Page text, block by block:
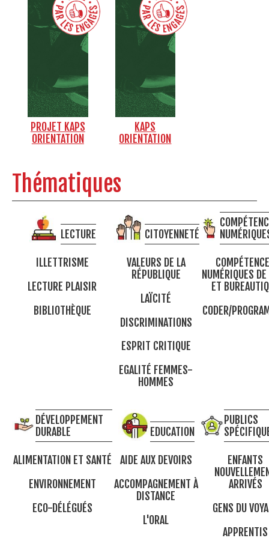
PROJET KAPS
ORIENTATION
KAPS
ORIENTATION
Thématiques
LECTURE
ILLETTRISME
LECTURE PLAISIR
BIBLIOTHÈQUE
CITOYENNETÉ
VALEURS DE LA
RÉPUBLIQUE
LAÏCITÉ
DISCRIMINATIONS
ESPRIT CRITIQUE
EGALITÉ FEMMES-
HOMMES
NUMÉRIQUES
ET
CODER/
DÉVELOPPEMENT
DURABLE
ALIMENTATION ET SANTÉ
ENVIRONNEMENT
ECO-DÉLÉGUÉS
EDUCATION
AIDE AUX DEVOIRS
ACCOMPAGNEMENT À
DISTANCE
L'ORAL
PUBLICS
ENFANTS
ARRIVÉS
GENS DU
APPRENTIS